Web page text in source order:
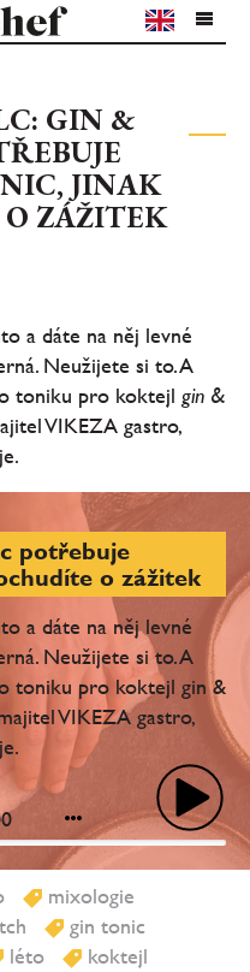
GIN &
JINAK
ZÁŽITEK
a dáte na něj levné
Neužijete si to. A
toniku pro koktejl gin &
VIKEZA gastro,
potřebuje
o zážitek
a dáte na něj levné
Neužijete si to. A
toniku pro koktejl gin &
VIKEZA gastro,
mixologie
gin tonic
léto
koktejl